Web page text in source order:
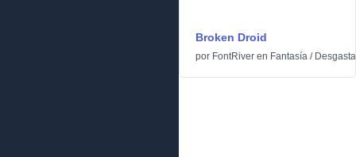
Broken Droid
por FontRiver en Fantasía /